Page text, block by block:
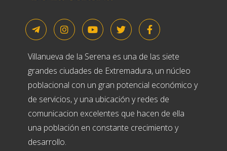
Villanueva de la Serena es una de las siete
grandes ciudades de Extremadura, un núcleo
poblacional con un gran potencial económico y
de servicios, y una ubicación y redes de
comunicacion excelentes que hacen de ella
una población en constante crecimiento y
desarrollo.